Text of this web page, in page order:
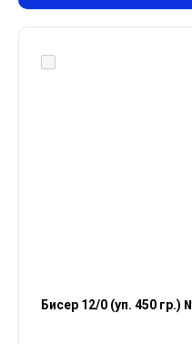
Бисер 12/0 (уп. 450